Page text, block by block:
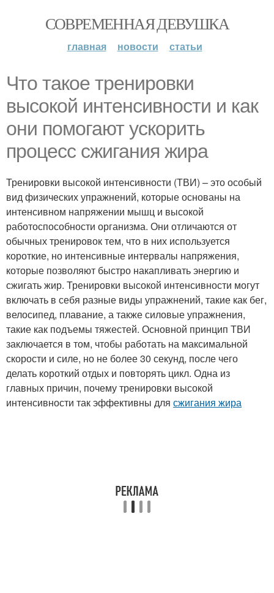
СОВРЕМЕННАЯ ДЕВУШКА
главная новости статьи
Что такое тренировки
высокой интенсивности и как
они помогают ускорить
процесс сжигания жира
Тренировки высокой интенсивности (ТВИ) – это особый
вид физических упражнений, которые основаны на
интенсивном напряжении мышц и высокой
работоспособности организма. Они отличаются от
обычных тренировок тем, что в них используется
короткие, но интенсивные интервалы напряжения,
которые позволяют быстро накапливать энергию и
сжигать жир. Тренировки высокой интенсивности могут
включать в себя разные виды упражнений, такие как бег,
велосипед, плавание, а также силовые упражнения,
такие как подъемы тяжестей. Основной принцип ТВИ
заключается в том, чтобы работать на максимальной
скорости и силе, но не более 30 секунд, после чего
делать короткий отдых и повторять цикл. Одна из
главных причин, почему тренировки высокой
интенсивности так эффективны для сжигания жира